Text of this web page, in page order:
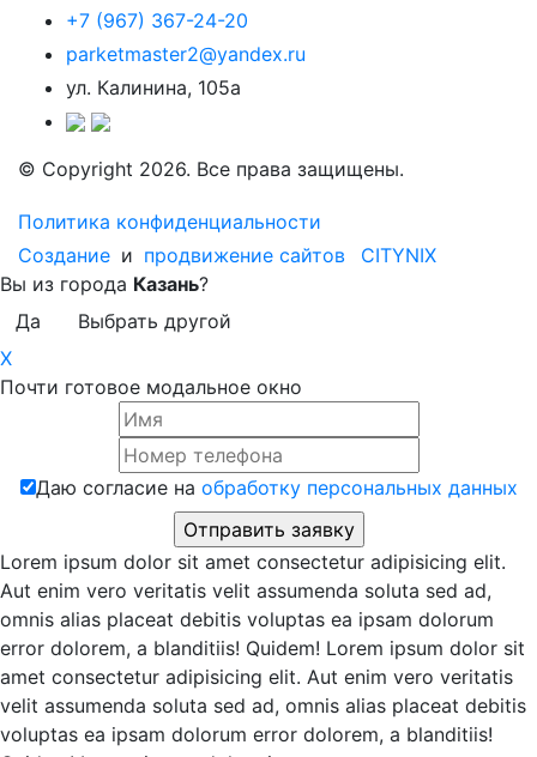
+7 (967) 367-24-20
parketmaster2@yandex.ru
ул. Калинина, 105а
© Copyright 2026. Все права защищены.
Политика конфиденциальности
Создание и продвижение сайтов
CITYNIX
Вы из города Казань?
Да
Выбрать другой
X
Почти готовое модальное окно
Даю согласие на обработку персональных данных
Lorem ipsum dolor sit amet consectetur adipisicing elit.
Aut enim vero veritatis velit assumenda soluta sed ad,
omnis alias placeat debitis voluptas ea ipsam dolorum
error dolorem, a blanditiis! Quidem! Lorem ipsum dolor sit
amet consectetur adipisicing elit. Aut enim vero veritatis
velit assumenda soluta sed ad, omnis alias placeat debitis
voluptas ea ipsam dolorum error dolorem, a blanditiis!